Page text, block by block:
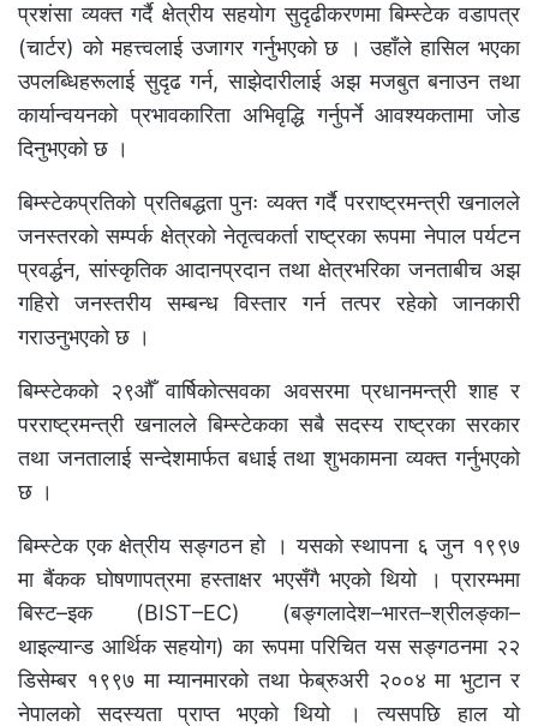
प्रशंसा व्यक्त गर्दै क्षेत्रीय सहयोग सुदृढीकरणमा बिम्स्टेक वडापत्र
(चार्टर) को महत्त्वलाई उजागर गर्नुभएको छ । उहाँले हासिल भएका
उपलब्धिहरूलाई सुदृढ गर्न, साझेदारीलाई अझ मजबुत बनाउन तथा
कार्यान्वयनको प्रभावकारिता अभिवृद्धि गर्नुपर्ने आवश्यकतामा जोड
दिनुभएको छ ।
बिम्स्टेकप्रतिको प्रतिबद्धता पुनः व्यक्त गर्दै परराष्ट्रमन्त्री खनालले
जनस्तरको सम्पर्क क्षेत्रको नेतृत्वकर्ता राष्ट्रका रूपमा नेपाल पर्यटन
प्रवर्द्धन, सांस्कृतिक आदानप्रदान तथा क्षेत्रभरिका जनताबीच अझ
गहिरो जनस्तरीय सम्बन्ध विस्तार गर्न तत्पर रहेको जानकारी
गराउनुभएको छ ।
बिम्स्टेकको २९औँ वार्षिकोत्सवका अवसरमा प्रधानमन्त्री शाह र
परराष्ट्रमन्त्री खनालले बिम्स्टेकका सबै सदस्य राष्ट्रका सरकार
तथा जनतालाई सन्देशमार्फत बधाई तथा शुभकामना व्यक्त गर्नुभएको
छ ।
बिम्स्टेक एक क्षेत्रीय सङ्गठन हो । यसको स्थापना ६ जुन १९९७
मा बैंकक घोषणापत्रमा हस्ताक्षर भएसँगै भएको थियो । प्रारम्भमा
बिस्ट–इक (BIST–EC) (बङ्गलादेश–भारत–श्रीलङ्का–
थाइल्यान्ड आर्थिक सहयोग) का रूपमा परिचित यस सङ्गठनमा २२
डिसेम्बर १९९७ मा म्यानमारको तथा फेब्रुअरी २००४ मा भुटान र
नेपालको सदस्यता प्राप्त भएको थियो । त्यसपछि हाल यो